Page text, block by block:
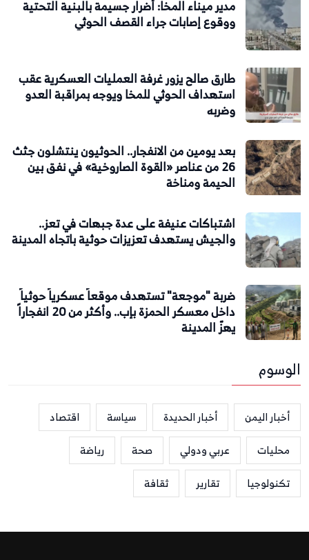
مدير ميناء المخا: أضرار جسيمة بالبنية التحتية
ووقوع إصابات جراء القصف الحوثي
طارق صالح يزور غرفة العمليات العسكرية عقب
استهداف الحوثي للمخا ويوجه بمراقبة العدو
وضربه
بعد يومين من الانفجار.. الحوثيون ينتشلون جثث
26 من عناصر «القوة الصاروخية» في نفق بين
الحيمة ومناخة
اشتباكات عنيفة على عدة جبهات في تعز..
والجيش يستهدف تعزيزات حوثية باتجاه المدينة
ضربة "موجعة" تستهدف موقعاً عسكرياً حوثياً
داخل معسكر الحمزة بإب.. وأكثر من 20 انفجاراً
يهزّ المدينة
الوسوم
أخبار اليمن أخبار الحديدة سياسة
اقتصاد
محليات
عربي ودولي صحة
رياضة
تكنولوجيا
تقارير ثقافة